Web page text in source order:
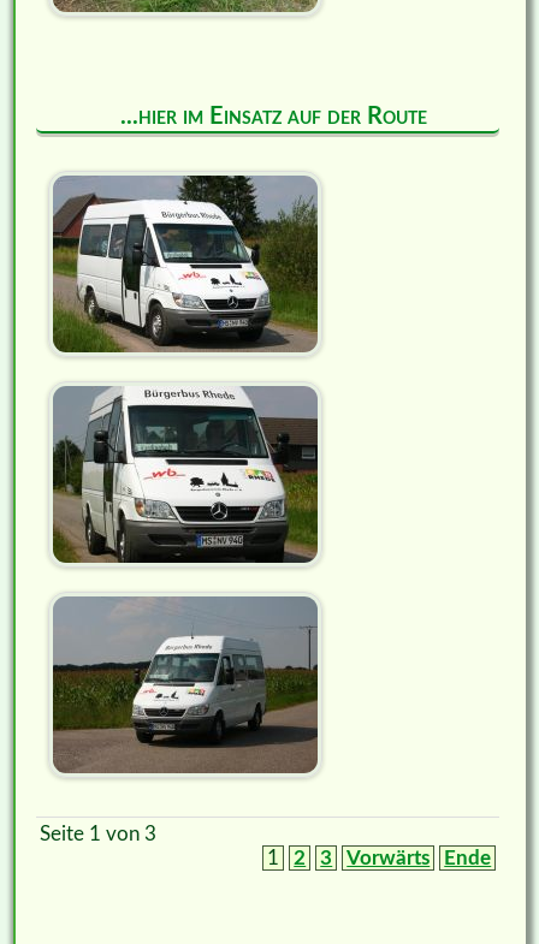
...hier im Einsatz auf der Route
Seite 1 von 3
1
2 3 Vorwärts Ende